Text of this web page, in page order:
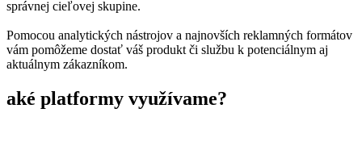
správnej cieľovej skupine.
Pomocou analytických nástrojov a najnovších reklamných formátov
vám pomôžeme dostať váš produkt či službu k potenciálnym aj
aktuálnym zákazníkom.
aké platformy využívame?